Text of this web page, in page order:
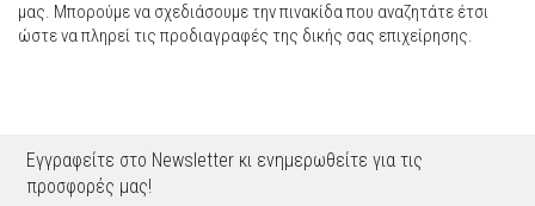
μας. Μπορούμε να σχεδιάσουμε την πινακίδα που αναζητάτε έτσι
ώστε να πληρεί τις προδιαγραφές της δικής σας επιχείρησης.
Εγγραφείτε στο Newsletter κι ενημερωθείτε για τις
προσφορές μας!